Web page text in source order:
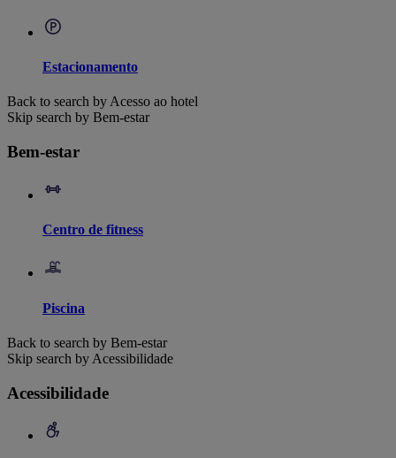
Estacionamento
Back to search by Acesso ao hotel
Skip search by Bem-estar
Bem-estar
Centro de fitness
Piscina
Back to search by Bem-estar
Skip search by Acessibilidade
Acessibilidade